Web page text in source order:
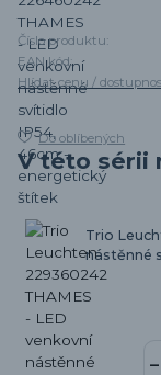
Číslo produktu:
EAN kód:
Hlídat cenu /
Do oblíbených
V této sérii
Trio
nástěnné